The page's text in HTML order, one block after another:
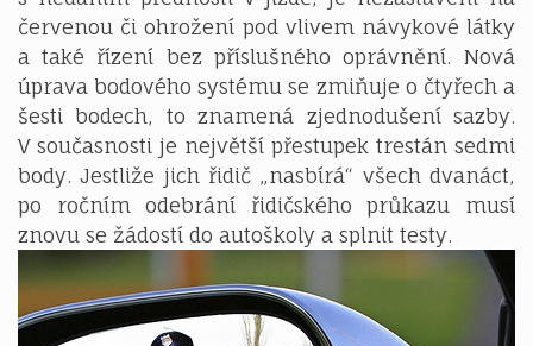
červenou či ohrožení pod vlivem návykové látky
a také řízení bez příslušného oprávnění. Nová
úprava bodového systému se zmiňuje o čtyřech a
šesti bodech, to znamená zjednodušení sazby.
V současnosti je největší přestupek trestán sedmi
body. Jestliže jich řidič „nasbírá“ všech dvanáct,
po ročním odebrání řidičského průkazu musí
znovu se žádostí do autoškoly a splnit testy.